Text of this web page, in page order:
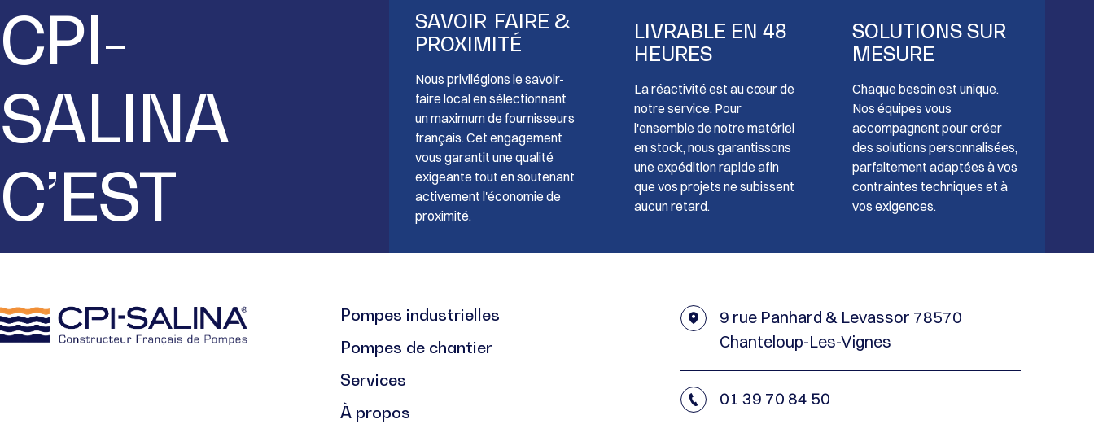
CPI-
SALINA
C’EST
SAVOIR-FAIRE &
PROXIMITÉ
Nous privilégions le savoir-
faire local en sélectionnant
un maximum de fournisseurs
français. Cet engagement
vous garantit une qualité
exigeante tout en soutenant
activement l'économie de
proximité.
LIVRABLE EN 48
HEURES
La réactivité est au cœur de
notre service. Pour
l'ensemble de notre matériel
en stock, nous garantissons
une expédition rapide afin
que vos projets ne subissent
aucun retard.
SOLUTIONS SUR
MESURE
Chaque besoin est unique.
Nos équipes vous
accompagnent pour créer
des solutions personnalisées,
parfaitement adaptées à vos
contraintes techniques et à
vos exigences.
Pompes industrielles
Pompes de chantier
Services
À propos
9 rue Panhard & Levassor 78570
Chanteloup-Les-Vignes
01 39 70 84 50